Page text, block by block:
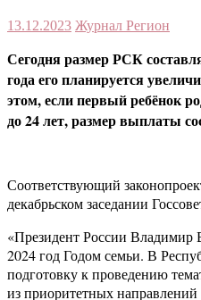
13.12.2023 Журнал Регион
Сегодня размер РСК
года его планируется
этом, если первый ребёнок
до 24 лет, размер выплаты
Соответствующий
декабрьском заседании
«Президент России
2024 год Годом семьи. В
подготовку к проведению
из приоритетных направлений